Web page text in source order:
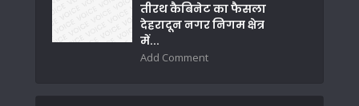
तीरथ कैबिनेट का फैसला
देहरादून नगर निगम क्षेत्र
में...
Add Comment